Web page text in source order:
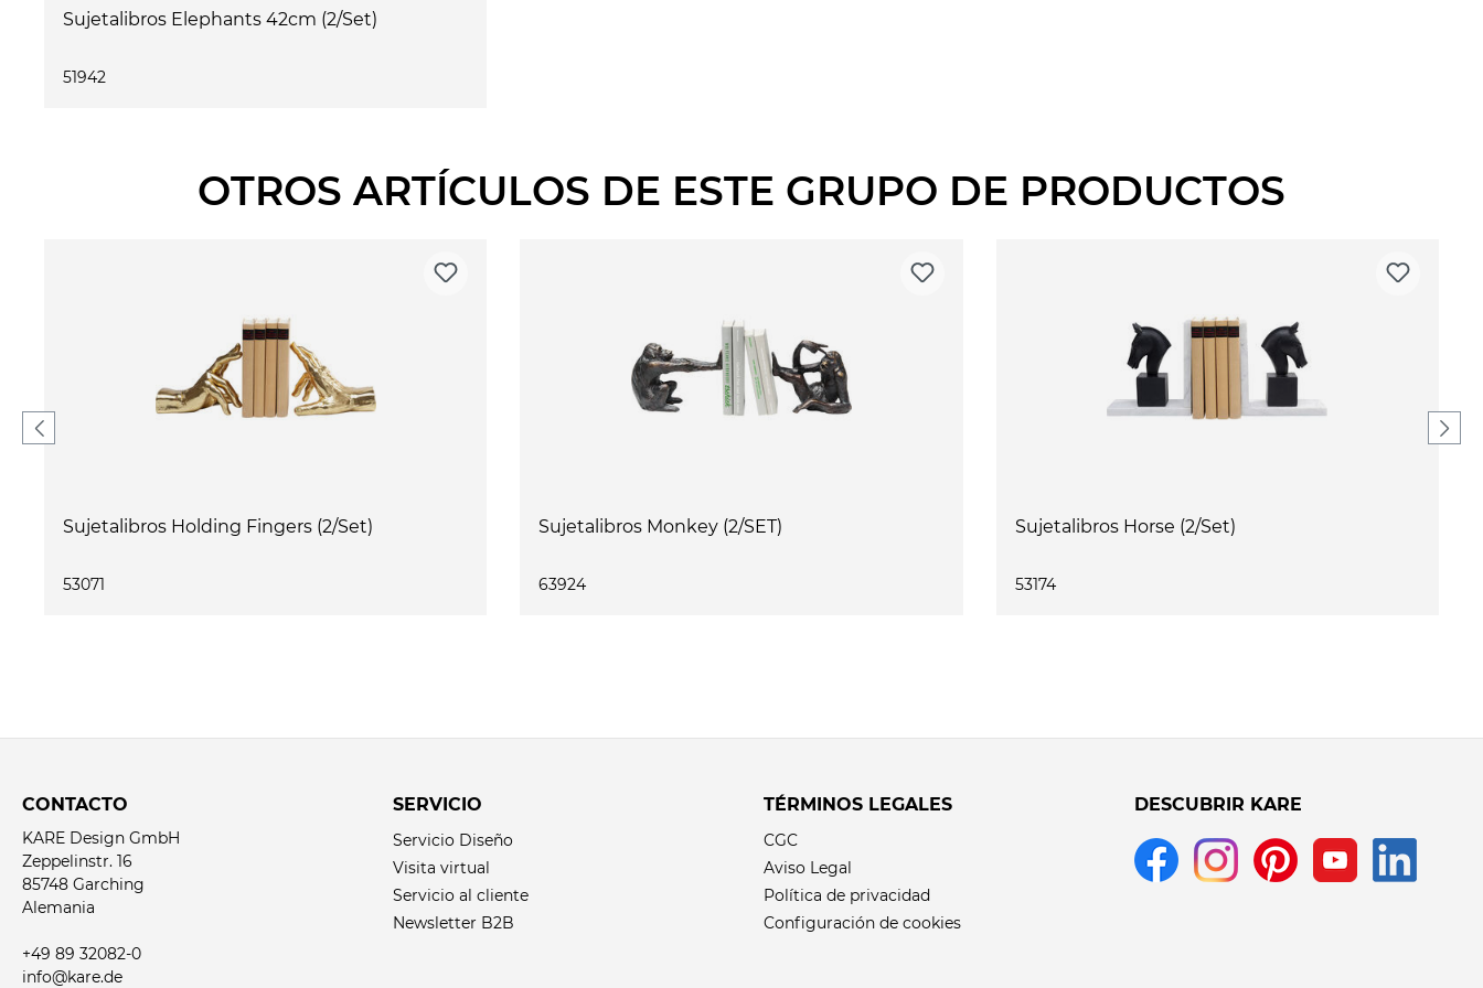
Sujetalibros Elephants 42cm (2/Set)
51942
OTROS ARTÍCULOS DE ESTE GRUPO DE PRODUCTOS
Sujetalibros Holding Fingers (2/Set)
53071
Sujetalibros Monkey (2/SET)
63924
Sujetalibros Horse (2/Set)
53174
CONTACTO
KARE Design GmbH
Zeppelinstr. 16
85748 Garching
Alemania
+49 89 32082-0
info@kare.de
SERVICIO
Servicio Diseño
Visita virtual
Servicio al cliente
Newsletter B2B
TÉRMINOS LEGALES
CGC
Aviso Legal
Política de privacidad
Configuración de cookies
DESCUBRIR KARE